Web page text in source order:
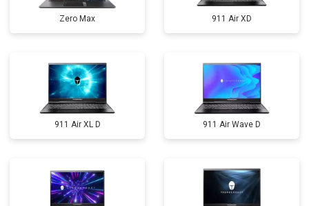
Zero Max 911 Air XD
911 Air XL D 911 Air Wave D